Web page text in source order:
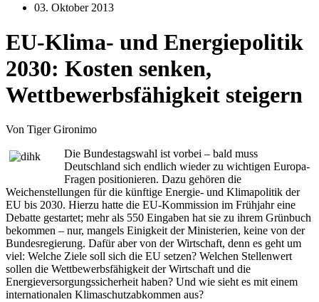
03. Oktober 2013
EU-Klima- und Energiepolitik
2030: Kosten senken,
Wettbewerbsfähigkeit steigern
Von Tiger Gironimo
Die Bundestagswahl ist vorbei – bald muss
Deutschland sich endlich wieder zu wichtigen Europa-
Fragen positionieren. Dazu gehören die
Weichenstellungen für die künftige Energie- und Klimapolitik der
EU bis 2030. Hierzu hatte die EU-Kommission im Frühjahr eine
Debatte gestartet; mehr als 550 Eingaben hat sie zu ihrem Grünbuch
bekommen – nur, mangels Einigkeit der Ministerien, keine von der
Bundesregierung. Dafür aber von der Wirtschaft, denn es geht um
viel: Welche Ziele soll sich die EU setzen? Welchen Stellenwert
sollen die Wettbewerbsfähigkeit der Wirtschaft und die
Energieversorgungssicherheit haben? Und wie sieht es mit einem
internationalen Klimaschutzabkommen aus?